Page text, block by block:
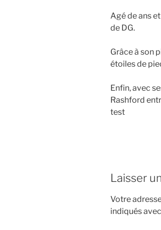
Agé de ans
de DG.
Grâce à son
étoiles de
Enfin, avec
Rashford
test
Laisser
Votre
indiqués avec